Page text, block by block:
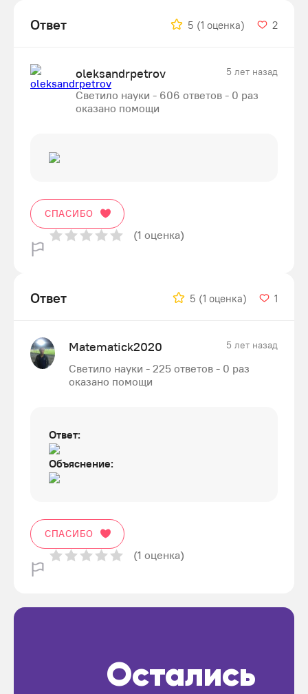
Ответ 5 (1 оценка) 2
oleksandrpetrov 5 лет назад
Светило науки - 606 ответов - 0 раз
оказано помощи
СПАСИБО
(1 оценка)
Ответ 5 (1 оценка) 1
Matematick2020 5 лет назад
Светило науки - 225 ответов - 0 раз
оказано помощи
Ответ:
Объяснение:
СПАСИБО
(1 оценка)
Остались